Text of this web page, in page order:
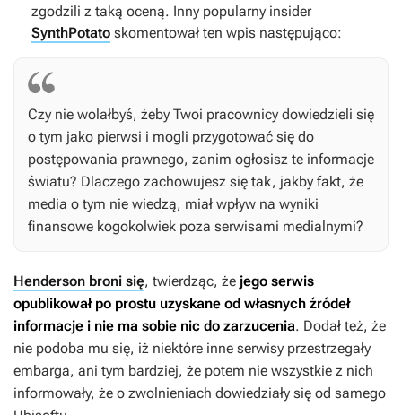
zgodzili z taką oceną. Inny popularny insider
SynthPotato skomentował ten wpis następująco:
Czy nie wolałbyś, żeby Twoi pracownicy dowiedzieli się
o tym jako pierwsi i mogli przygotować się do
postępowania prawnego, zanim ogłosisz te informacje
światu? Dlaczego zachowujesz się tak, jakby fakt, że
media o tym nie wiedzą, miał wpływ na wyniki
finansowe kogokolwiek poza serwisami medialnymi?
Henderson broni się, twierdząc, że jego serwis
opublikował po prostu uzyskane od własnych źródeł
informacje i nie ma sobie nic do zarzucenia. Dodał też, że
nie podoba mu się, iż niektóre inne serwisy przestrzegały
embarga, ani tym bardziej, że potem nie wszystkie z nich
informowały, że o zwolnieniach dowiedziały się od samego